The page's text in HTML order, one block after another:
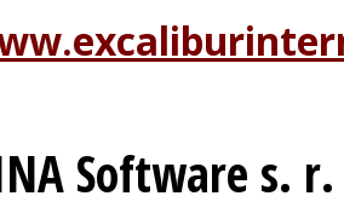
Software s.